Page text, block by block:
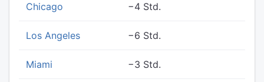
Chicago −4 Std.
Los Angeles −6 Std.
Miami −3 Std.